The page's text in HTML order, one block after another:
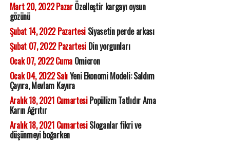
Mart 20, 2022 PazarÖzelleştir kargayı oysun
gözünü
Şubat 14, 2022 PazartesiSiyasetin perde arkası
Şubat 07, 2022 PazartesiDin yorgunları
Ocak 07, 2022 CumaOmicron
Ocak 04, 2022 SalıYeni Ekonomi Modeli: Saldım
Çayıra, Mevlam Kayıra
Aralık 18, 2021 CumartesiPopülizm Tatlıdır Ama
Karın Ağrıtır
Aralık 18, 2021 CumartesiSloganlar fikri ve
düşünmeyi boğarken